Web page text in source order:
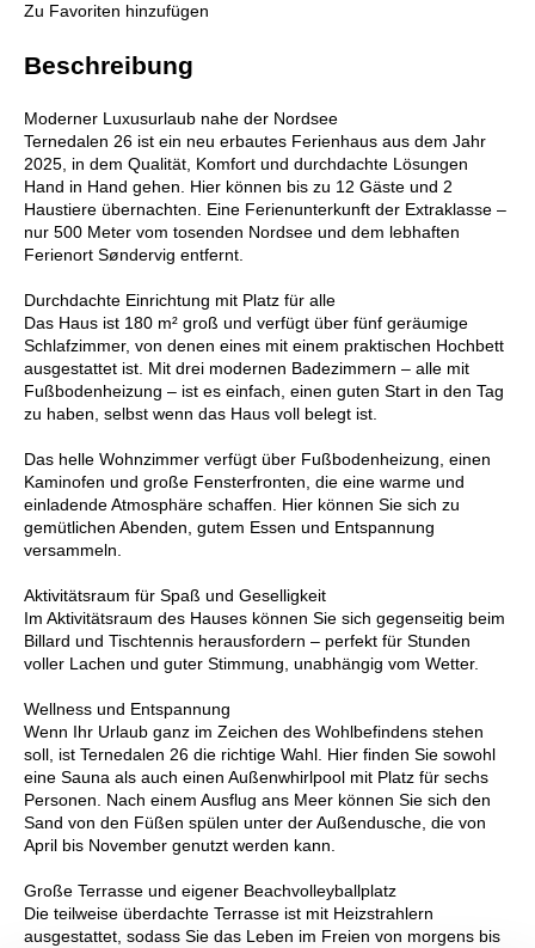
Zu Favoriten hinzufügen
Beschreibung
Moderner Luxusurlaub nahe der Nordsee
Ternedalen 26 ist ein neu erbautes Ferienhaus aus dem Jahr
2025, in dem Qualität, Komfort und durchdachte Lösungen
Hand in Hand gehen. Hier können bis zu 12 Gäste und 2
Haustiere übernachten. Eine Ferienunterkunft der Extraklasse –
nur 500 Meter vom tosenden Nordsee und dem lebhaften
Ferienort Søndervig entfernt.
Durchdachte Einrichtung mit Platz für alle
Das Haus ist 180 m² groß und verfügt über fünf geräumige
Schlafzimmer, von denen eines mit einem praktischen Hochbett
ausgestattet ist. Mit drei modernen Badezimmern – alle mit
Fußbodenheizung – ist es einfach, einen guten Start in den Tag
zu haben, selbst wenn das Haus voll belegt ist.
Das helle Wohnzimmer verfügt über Fußbodenheizung, einen
Kaminofen und große Fensterfronten, die eine warme und
einladende Atmosphäre schaffen. Hier können Sie sich zu
gemütlichen Abenden, gutem Essen und Entspannung
versammeln.
Aktivitätsraum für Spaß und Geselligkeit
Im Aktivitätsraum des Hauses können Sie sich gegenseitig beim
Billard und Tischtennis herausfordern – perfekt für Stunden
voller Lachen und guter Stimmung, unabhängig vom Wetter.
Wellness und Entspannung
Wenn Ihr Urlaub ganz im Zeichen des Wohlbefindens stehen
soll, ist Ternedalen 26 die richtige Wahl. Hier finden Sie sowohl
eine Sauna als auch einen Außenwhirlpool mit Platz für sechs
Personen. Nach einem Ausflug ans Meer können Sie sich den
Sand von den Füßen spülen unter der Außendusche, die von
April bis November genutzt werden kann.
Große Terrasse und eigener Beachvolleyballplatz
Die teilweise überdachte Terrasse ist mit Heizstrahlern
ausgestattet, sodass Sie das Leben im Freien von morgens bis